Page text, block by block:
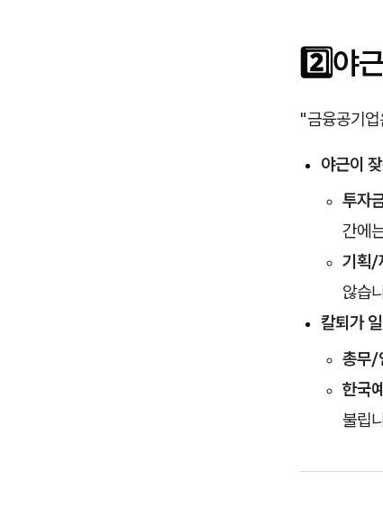
2️⃣야
"금융공기
야근이
투자
간에
기획/
않습
칼퇴가
총무/
한국
불립